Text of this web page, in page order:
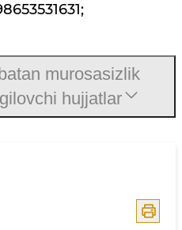
;
murosasizlik
hujjatlar